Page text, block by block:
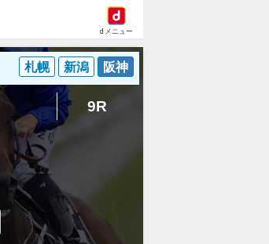
dメニュー
札幌 新潟 阪神
9R